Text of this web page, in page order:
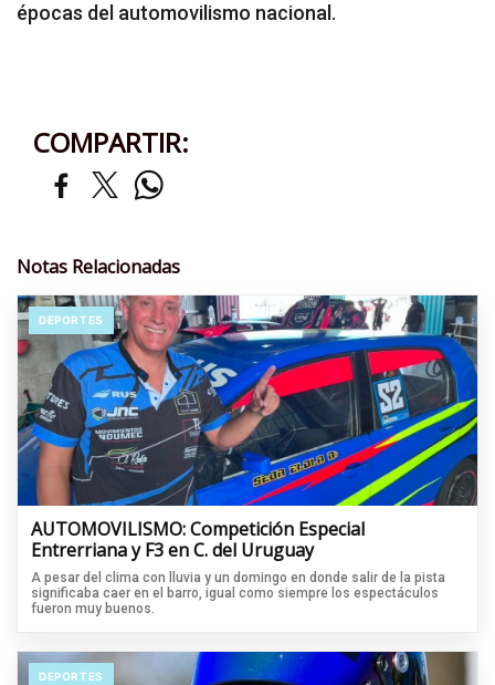
épocas del automovilismo nacional.
COMPARTIR:
Notas Relacionadas
DEPORTES
AUTOMOVILISMO: Competición Especial
Entrerriana y F3 en C. del Uruguay
A pesar del clima con lluvia y un domingo en donde salir de la pista
significaba caer en el barro, igual como siempre los espectáculos
fueron muy buenos.
DEPORTES